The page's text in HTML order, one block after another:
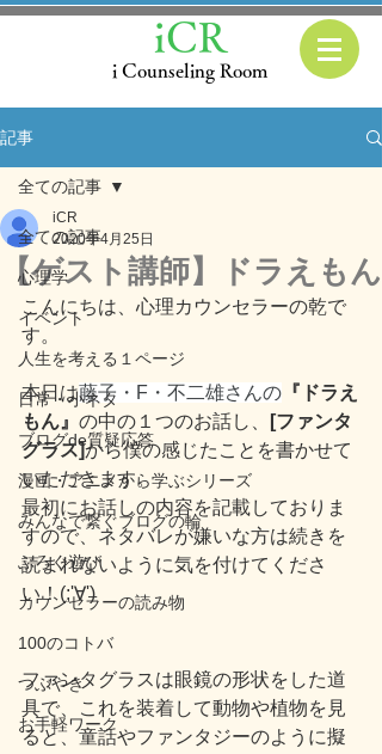
i Counseling Room
iCR
記事
全ての記事
心理学
イベント
人生を考える１ページ
日常・小ネタ
ブログde質疑応答
漫画・アニメから学ぶシリーズ
みんなで繋ぐブログの輪
ぶろぐ遊び
カウンセラーの読み物
100のコトバ
つぶやき
お手軽ワーク
全ての記事
【ゲスト講師】ドラえもん
iCR
2020年4月25日
こんにちは、心理カウンセラーの乾で
す。
本日は藤子・F・不二雄さんの 『ドラえ
もん』 の中の１つのお話し、
[ファンタ
グラス]から僕の感じたことを書かせて
いただきます。
最初にお話しの内容を記載しておりま
すので、ネタバレが嫌いな方は続きを
読まれないように気を付けてくださ
い！(;'∀')
ファンタグラスは眼鏡の形状をした道
具で、これを装着して動物や植物を見
ると、童話やファンタジーのように擬